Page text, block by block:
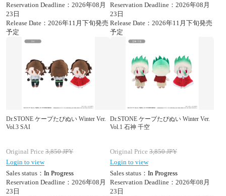
Reservation Deadline：2026年08月
23日
Release Date：2026年11月下旬発売
予定
Reservation Deadline：2026年08月
23日
Release Date：2026年11月下旬発売
予定
Dr.STONE ケープたぴぬい Winter Ver.
Vol.3 SAI
Original Price 3,850JPY
Login to view
Sales status： In Progress
Reservation Deadline：2026年08月
23日
Dr.STONE ケープたぴぬい Winter Ver.
Vol.1 石神 千空
Original Price 3,850JPY
Login to view
Sales status： In Progress
Reservation Deadline：2026年08月
23日